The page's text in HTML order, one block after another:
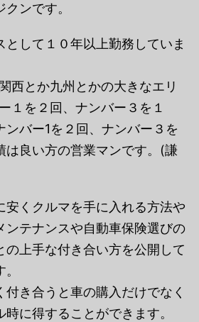
ンです。
として１０年以上勤務していま
西とか九州とかの大きなエリ
１を２回、ナンバー３を１
ンバー1を２回、ナンバー３を
は良い方の営業マンです。(謙
安くクルマを手に入れる方法や
ンテナンスや自動車保険選びの
の上手な付き合い方を公開して
付き合うと車の購入だけでなく
に得することができます。